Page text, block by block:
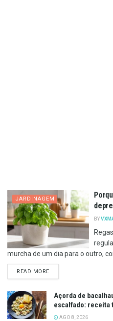
JARDINAGEM
BY
murcha de um dia para o outro,
READ MOREDETAILS
Açorda de
escalfado: receita
AGO 8, 2026